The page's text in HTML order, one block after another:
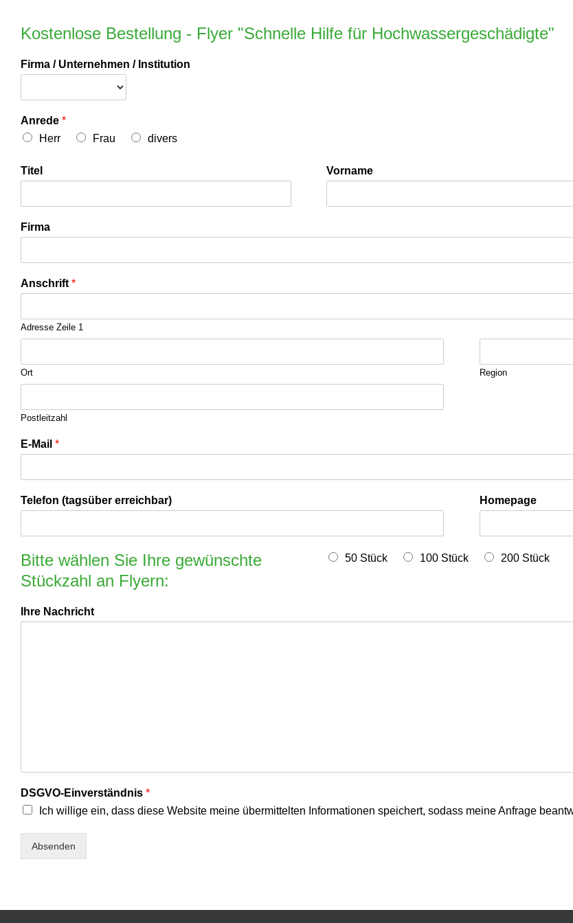
springenKostenlose Bestellung - Flyer "Schnelle Hilfe für Hochwassergeschädigte"
Firma / Unternehmen / Institution
Anrede *
Herr
Frau divers
Titel Vorname
Firma
Anschrift *
Adresse Zeile 1
Ort Region
Postleitzahl
E-Mail *
Telefon (tagsüber erreichbar) Homepage
Bitte wählen Sie Ihre gewünschte
Stückzahl an Flyern:
50 Stück 100 Stück 200 Stück
Ihre Nachricht
DSGVO-Einverständnis *
Ich willige ein, dass diese Website meine übermittelten Informationen speichert, sodass meine Anfrage
Absenden